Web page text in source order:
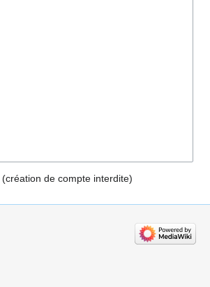
(création de compte interdite)